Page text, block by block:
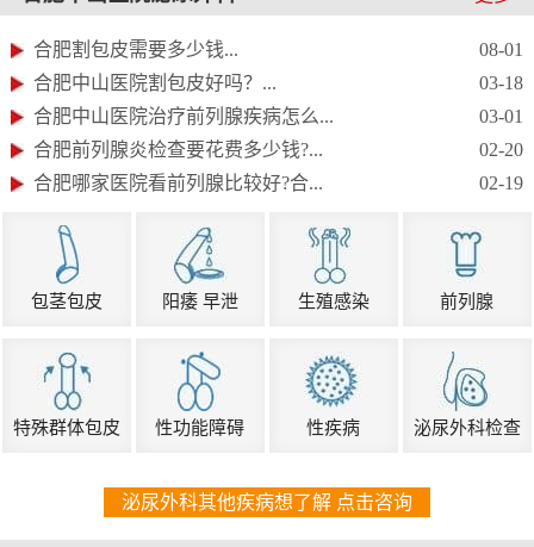
08-01
合肥割包皮需要多少钱...
03-18
合肥中山医院割包皮好吗？...
03-01
合肥中山医院治疗前列腺疾病怎么...
02-20
合肥前列腺炎检查要花费多少钱?...
02-19
合肥哪家医院看前列腺比较好?合...
包茎包皮 阳痿 早泄 生殖感染 前列腺
特殊群体包皮 性功能障碍 性疾病 泌尿外科检查
泌尿外科其他疾病想了解 点击咨询